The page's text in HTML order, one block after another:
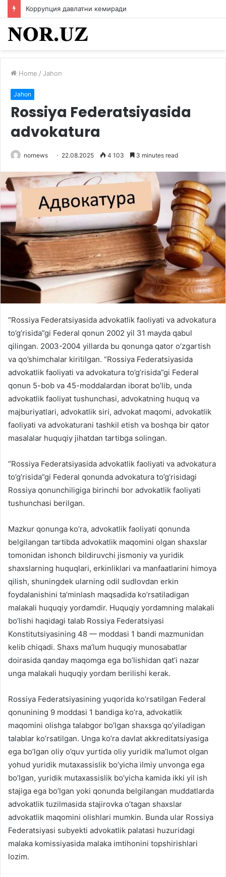
Коррупция давлатни кемиради
Home / Jahon
Jahon
Rossiya Federatsiyasida
advokatura
nornews 22.08.2025 4 103 3 minutes read
“Rossiya Federatsiyasida advokatlik faoliyati va advokatura
to’g’risida”gi Federal qonun 2002 yil 31 mayda qabul
qilingan. 2003-2004 yillarda bu qonunga qator o’zgartish
va qo’shimchalar kiritilgan. “Rossiya Federatsiyasida
advokatlik faoliyati va advokatura to’g’risida”gi Federal
qonun 5-bob va 45-moddalardan iborat bo’lib, unda
advokatlik faoliyat tushunchasi, advokatning huquq va
majburiyatlari, advokatlik siri, advokat maqomi, advokatlik
faoliyati va advokaturani tashkil etish va boshqa bir qator
masalalar huquqiy jihatdan tartibga solingan.
“Rossiya Federatsiyasida advokatlik faoliyati va advokatura
to’g’risida”gi Federal qonunda advokatura to’g’risidagi
Rossiya qonunchiligiga birinchi bor advokatlik faoliyati
tushunchasi berilgan.
Mazkur qonunga ko’ra, advokatlik faoliyati qonunda
belgilangan tartibda advokatlik maqomini olgan shaxslar
tomonidan ishonch bildiruvchi jismoniy va yuridik
shaxslarning huquqlari, erkinliklari va manfaatlarini himoya
qilish, shuningdek ularning odil sudlovdan erkin
foydalanishini ta’minlash maqsadida ko’rsatiladigan
malakali huquqiy yordamdir. Huquqiy yordamning malakali
bo’lishi haqidagi talab Rossiya Federatsiyasi
Konstitutsiyasining 48 — moddasi 1 bandi mazmunidan
kelib chiqadi. Shaxs ma’lum huquqiy munosabatlar
doirasida qanday maqomga ega bo’lishidan qat’i nazar
unga malakali huquqiy yordam berilishi kerak.
Rossiya Federatsiyasining yuqorida ko’rsatilgan Federal
qonunining 9 moddasi 1 bandiga ko’ra, advokatlik
maqomini olishga talabgor bo’lgan shaxsga qo’yiladigan
talablar ko’rsatilgan. Unga ko’ra davlat akkreditatsiyasiga
ega bo’lgan oliy o’quv yurtida oliy yuridik ma’lumot olgan
yohud yuridik mutaxassislik bo’yicha ilmiy unvonga ega
bo’lgan, yuridik mutaxassislik bo’yicha kamida ikki yil ish
stajiga ega bo’lgan yoki qonunda belgilangan muddatlarda
advokatlik tuzilmasida stajirovka o’tagan shaxslar
advokatlik maqomini olishlari mumkin. Bunda ular Rossiya
Federatsiyasi subyekti advokatlik palatasi huzuridagi
malaka komissiyasida malaka imtihonini topshirishlari
lozim.